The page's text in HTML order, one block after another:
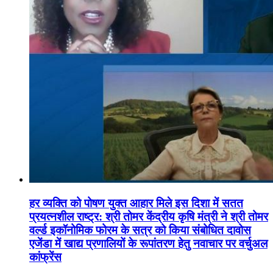
हर व्यक्ति को पोषण युक्त आहार मिले इस दिशा में सतत
प्रयत्नशील राष्ट्र: श्री तोमर केंद्रीय कृषि मंत्री ने श्री तोमर
वर्ल्ड इकॉनोमिक फोरम के सत्र को किया संबोधित दावोस
एजेंडा में खाद्य प्रणालियों के रूपांतरण हेतु नवाचार पर वर्चुअल
कांफ्रेंस